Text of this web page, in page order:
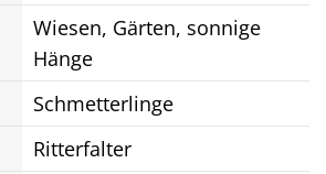
Wiesen, Gärten, sonnige
Hänge
Schmetterlinge
Ritterfalter